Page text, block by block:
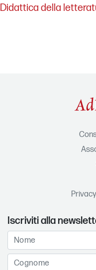
Didattica della
Iscriviti alla